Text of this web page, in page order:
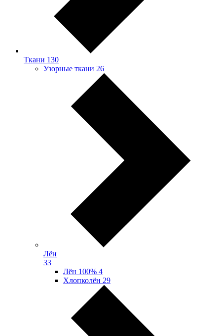
Ткани 130
Узорные ткани 26
Лён
33
Лён 100% 4
Хлопколён 29